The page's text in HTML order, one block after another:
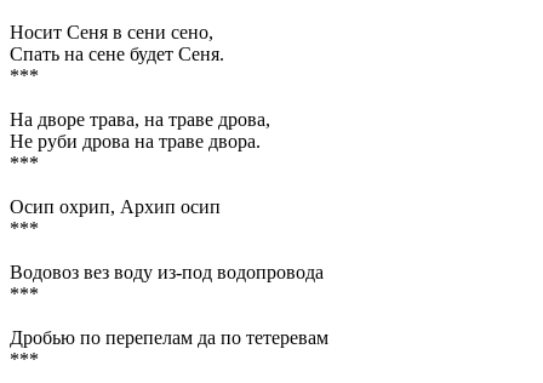
Носит Сеня в сени сено,
Спать на сене будет Сеня.
***
На дворе трава, на траве дрова,
Не руби дрова на траве двора.
***
Осип охрип, Архип осип
***
Водовоз вез воду из-под водопровода
***
Дробью по перепелам да по тетеревам
***